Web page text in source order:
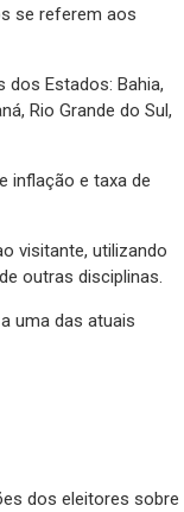
se referem aos
Estados: Bahia,
Rio Grande do Sul,
inflação e taxa de
visitante, utilizando
outras disciplinas.
uma das atuais
dos eleitores sobre